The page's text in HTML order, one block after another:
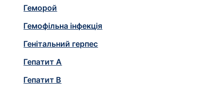
Геморой
Гемофільна інфекція
Генітальний герпес
Гепатит A
Гепатит B